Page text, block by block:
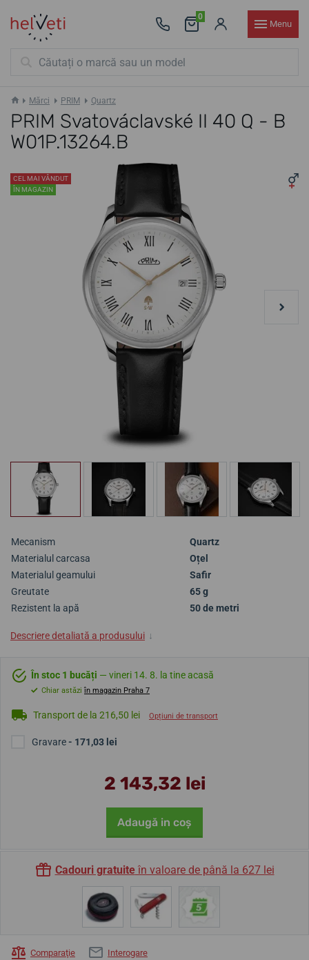
0
Menu
Mărci PRIM Quartz
PRIM Svatováclavské II 40 Q - B
W01P.13264.B
CEL MAI VÂNDUT
ÎN MAGAZIN
Mecanism
Quartz
Materialul carcasa
Oțel
Materialul geamului
Safir
Greutate
65 g
Rezistent la apă
50 de metri
Descriere detaliată a produsului ↓
În stoc 1 bucăți — vineri 14. 8. la tine acasă
Chiar astăzi în magazin Praha 7
Transport de la 216,50 lei Opțiuni de transport
Gravare- 171,03 lei
2 143,32 lei
Adaugă in coş
Cadouri gratuiteîn valoare de până la 627 lei
Comparaţie Interogare